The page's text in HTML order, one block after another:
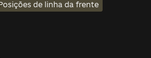
de linha da frente